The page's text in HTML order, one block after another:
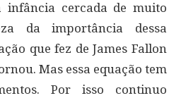
infância cercada de muito
da importância dessa
que fez de James Fallon
Mas essa equação tem
Por isso continuo